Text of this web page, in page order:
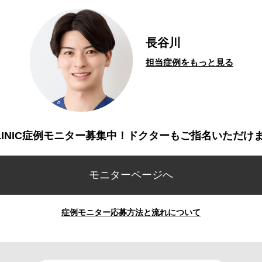
長谷川
担当症例をもっと見る
症例モニター募集中！ドクターもご指名いただけ
モニターページへ
症例モニター応募方法と流れについて